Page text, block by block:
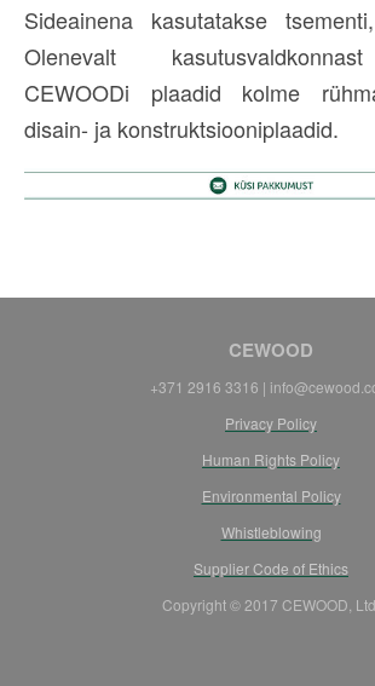
Sideainena kasutatakse
Olenevalt
CEWOODi plaadid kolme
disain- ja konstruktsiooniplaadid.
CEWOOD
+371 2916 3316 |
Privacy Policy
Human Rights Policy
Environmental Policy
Whistleblowing
Supplier Code of Ethics
Copyright © 2017 CEWOOD, Ltd.